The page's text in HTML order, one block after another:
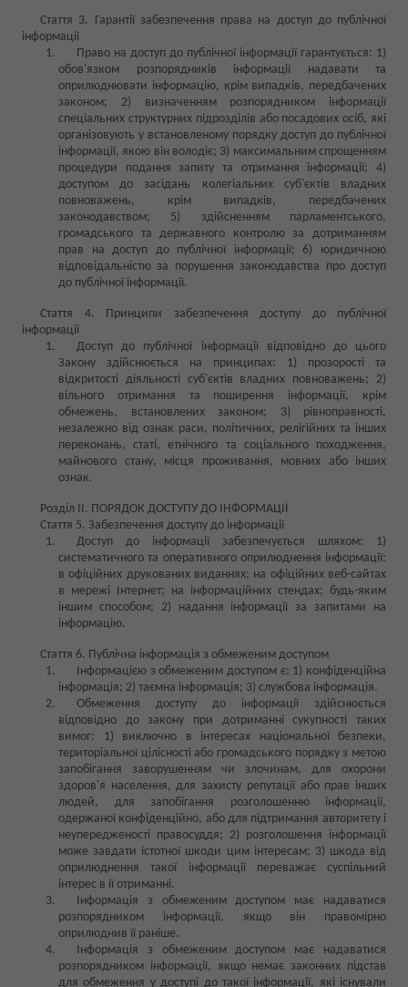
Стаття 3. Гарантії забезпечення права на доступ до публічної
інформації
Право на доступ до публічної інформації гарантується: 1)
обов'язком розпорядників інформації надавати та
оприлюднювати інформацію, крім випадків, передбачених
законом; 2) визначенням розпорядником інформації
спеціальних структурних підрозділів або посадових осіб, які
організовують у встановленому порядку доступ до публічної
інформації, якою він володіє; 3) максимальним спрощенням
процедури подання запиту та отримання інформації; 4)
доступом до засідань колегіальних суб'єктів владних
повноважень, крім випадків, передбачених
законодавством; 5) здійсненням парламентського,
громадського та державного контролю за дотриманням
прав на доступ до публічної інформації; 6) юридичною
відповідальністю за порушення законодавства про доступ
до публічної інформації.
Стаття 4. Принципи забезпечення доступу до публічної
інформації
Доступ до публічної інформації відповідно до цього
Закону здійснюється на принципах: 1) прозорості та
відкритості діяльності суб'єктів владних повноважень; 2)
вільного отримання та поширення інформації, крім
обмежень, встановлених законом; 3) рівноправності,
незалежно від ознак раси, політичних, релігійних та інших
переконань, статі, етнічного та соціального походження,
майнового стану, місця проживання, мовних або інших
ознак.
Розділ II. ПОРЯДОК ДОСТУПУ ДО ІНФОРМАЦІЇ
Стаття 5. Забезпечення доступу до інформації
Доступ до інформації забезпечується шляхом: 1)
систематичного та оперативного оприлюднення інформації:
в офіційних друкованих виданнях; на офіційних веб-сайтах
в мережі Інтернет; на інформаційних стендах; будь-яким
іншим способом; 2) надання інформації за запитами на
інформацію.
Стаття 6. Публічна інформація з обмеженим доступом
Інформацією з обмеженим доступом є: 1) конфіденційна
інформація; 2) таємна інформація; 3) службова інформація.
Обмеження доступу до інформації здійснюється
відповідно до закону при дотриманні сукупності таких
вимог: 1) виключно в інтересах національної безпеки,
територіальної цілісності або громадського порядку з метою
запобігання заворушенням чи злочинам, для охорони
здоров'я населення, для захисту репутації або прав інших
людей, для запобігання розголошенню інформації,
одержаної конфіденційно, або для підтримання авторитету і
неупередженості правосуддя; 2) розголошення інформації
може завдати істотної шкоди цим інтересам; 3) шкода від
оприлюднення такої інформації переважає суспільний
інтерес в її отриманні.
Інформація з обмеженим доступом має надаватися
розпорядником інформації, якщо він правомірно
оприлюднив її раніше.
Інформація з обмеженим доступом має надаватися
розпорядником інформації, якщо немає законних підстав
для обмеження у доступі до такої інформації, які існували